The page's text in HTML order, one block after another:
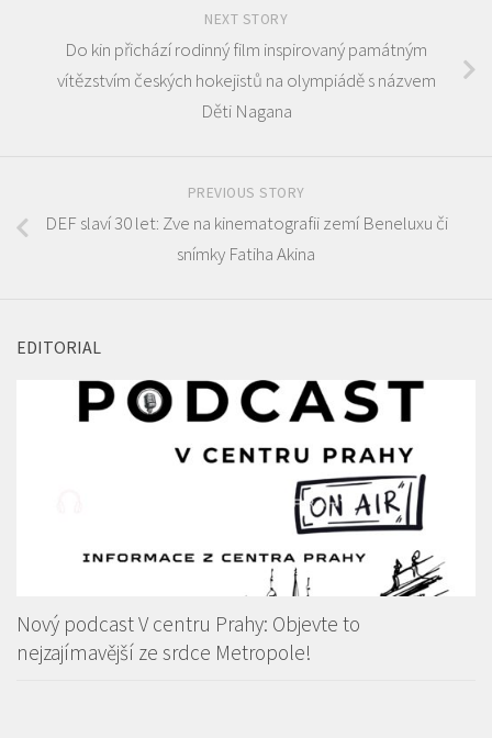
NEXT STORY
Do kin přichází rodinný film inspirovaný památným
vítězstvím českých hokejistů na olympiádě s názvem
Děti Nagana
PREVIOUS STORY
DEF slaví 30 let: Zve na kinematografii zemí Beneluxu či
snímky Fatiha Akina
EDITORIAL
Nový podcast V centru Prahy: Objevte to
nejzajímavější ze srdce Metropole!